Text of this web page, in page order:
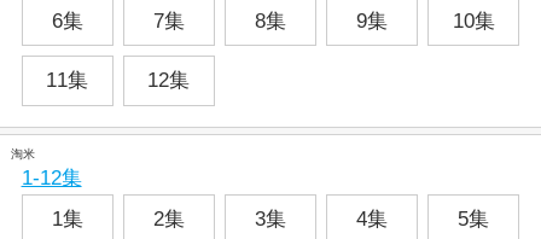
6集 7集 8集 9集 10集
11集 12集
淘米
1-12集
1集
2集 3集 4集 5集